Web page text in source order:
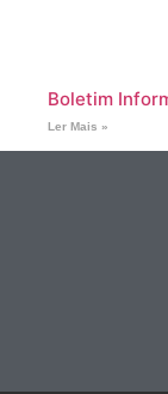
Boletim
Ler Mais »